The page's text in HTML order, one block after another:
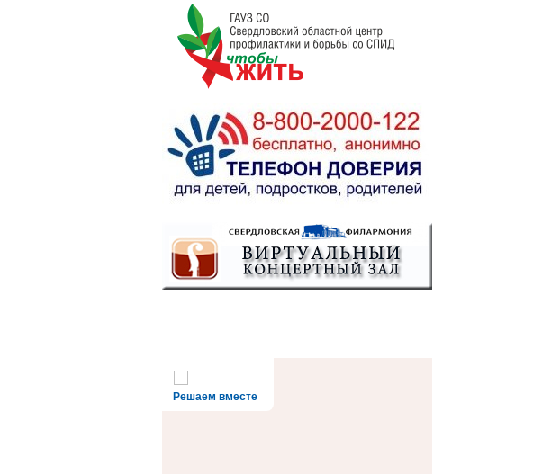
Решаем вместе